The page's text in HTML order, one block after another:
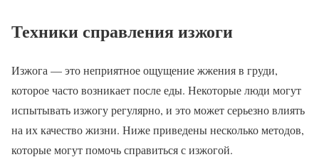
Техники справления изжоги
Изжога — это неприятное ощущение жжения в груди,
которое часто возникает после еды. Некоторые люди могут
испытывать изжогу регулярно, и это может серьезно влиять
на их качество жизни. Ниже приведены несколько методов,
которые могут помочь справиться с изжогой.